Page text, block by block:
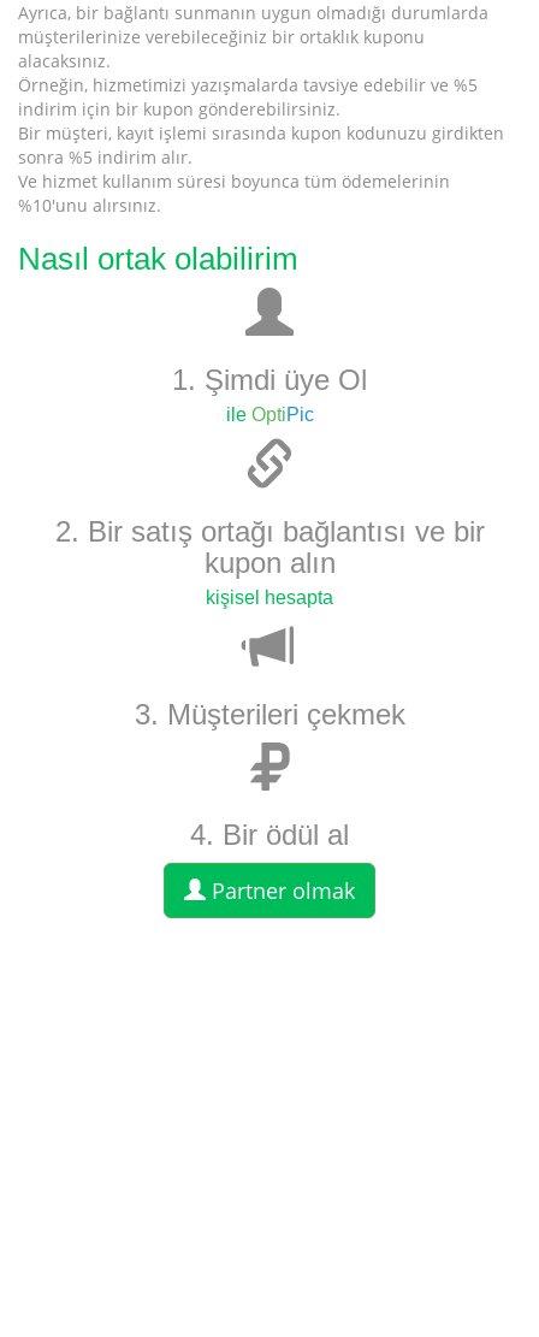
Ayrıca, bir bağlantı sunmanın uygun olmadığı durumlarda
müşterilerinize verebileceğiniz bir ortaklık kuponu
alacaksınız.
Örneğin, hizmetimizi yazışmalarda tavsiye edebilir ve %5
indirim için bir kupon gönderebilirsiniz.
Bir müşteri, kayıt işlemi sırasında kupon kodunuzu girdikten
sonra %5 indirim alır.
Ve hizmet kullanım süresi boyunca tüm ödemelerinin
%10'unu alırsınız.
Nasıl ortak olabilirim
1. Şimdi üye Ol
ile OptiPic
2. Bir satış ortağı bağlantısı ve bir
kupon alın
kişisel hesapta
3. Müşterileri çekmek
4. Bir ödül al
Partner olmak